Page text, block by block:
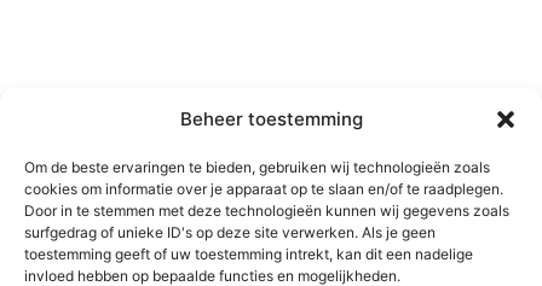
Beheer toestemming
Om de beste ervaringen te bieden, gebruiken wij technologieën zoals
cookies om informatie over je apparaat op te slaan en/of te raadplegen.
Door in te stemmen met deze technologieën kunnen wij gegevens zoals
surfgedrag of unieke ID's op deze site verwerken. Als je geen
toestemming geeft of uw toestemming intrekt, kan dit een nadelige
invloed hebben op bepaalde functies en mogelijkheden.